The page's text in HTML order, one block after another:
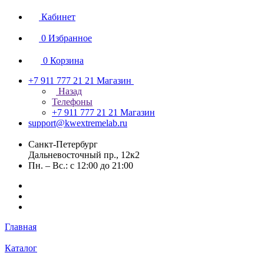
Кабинет
0 Избранное
0 Корзина
+7 911 777 21 21 Магазин
Назад
Телефоны
+7 911 777 21 21 Магазин
support@kwextremelab.ru
Санкт-Петербург
Дальневосточный пр., 12к2
Пн. – Вс.: с 12:00 до 21:00
Главная
Каталог